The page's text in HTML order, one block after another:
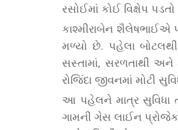
રસોઈમાં કોઈ વિક્ષેપ
કાશ્મીરાબેન શૈલેષભાઈએ
મળ્યો છે. પહેલા
સસ્તામાં, સરળતાથી
રોજિંદા જીવનમાં મોટી
આ પહેલને માત્ર સુવિધા
ગામની ગેસ લાઈન